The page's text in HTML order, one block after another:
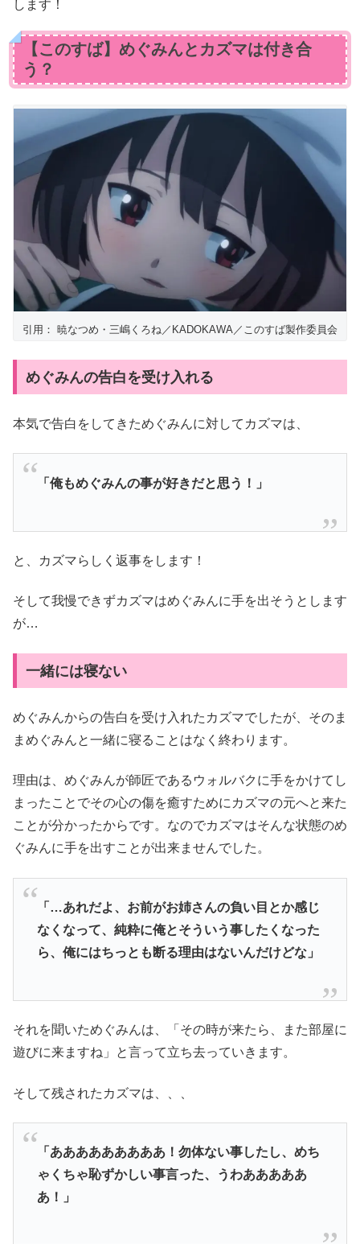
します！
【このすば】めぐみんとカズマは付き合
う？
引用： 暁なつめ・三嶋くろね／KADOKAWA／このすば製作委員会
めぐみんの告白を受け入れる
本気で告白をしてきためぐみんに対してカズマは、
「俺もめぐみんの事が好きだと思う！」
と、カズマらしく返事をします！
そして我慢できずカズマはめぐみんに手を出そうとします
が…
一緒には寝ない
めぐみんからの告白を受け入れたカズマでしたが、そのま
まめぐみんと一緒に寝ることはなく終わります。
理由は、めぐみんが師匠であるウォルバクに手をかけてし
まったことでその心の傷を癒すためにカズマの元へと来た
ことが分かったからです。なのでカズマはそんな状態のめ
ぐみんに手を出すことが出来ませんでした。
「…あれだよ、お前がお姉さんの負い目とか感じ
なくなって、純粋に俺とそういう事したくなった
ら、俺にはちっとも断る理由はないんだけどな」
それを聞いためぐみんは、「その時が来たら、また部屋に
遊びに来ますね」と言って立ち去っていきます。
そして残されたカズマは、、、
「あああああああああ！勿体ない事したし、めち
ゃくちゃ恥ずかしい事言った、うわあああああ
あ！」